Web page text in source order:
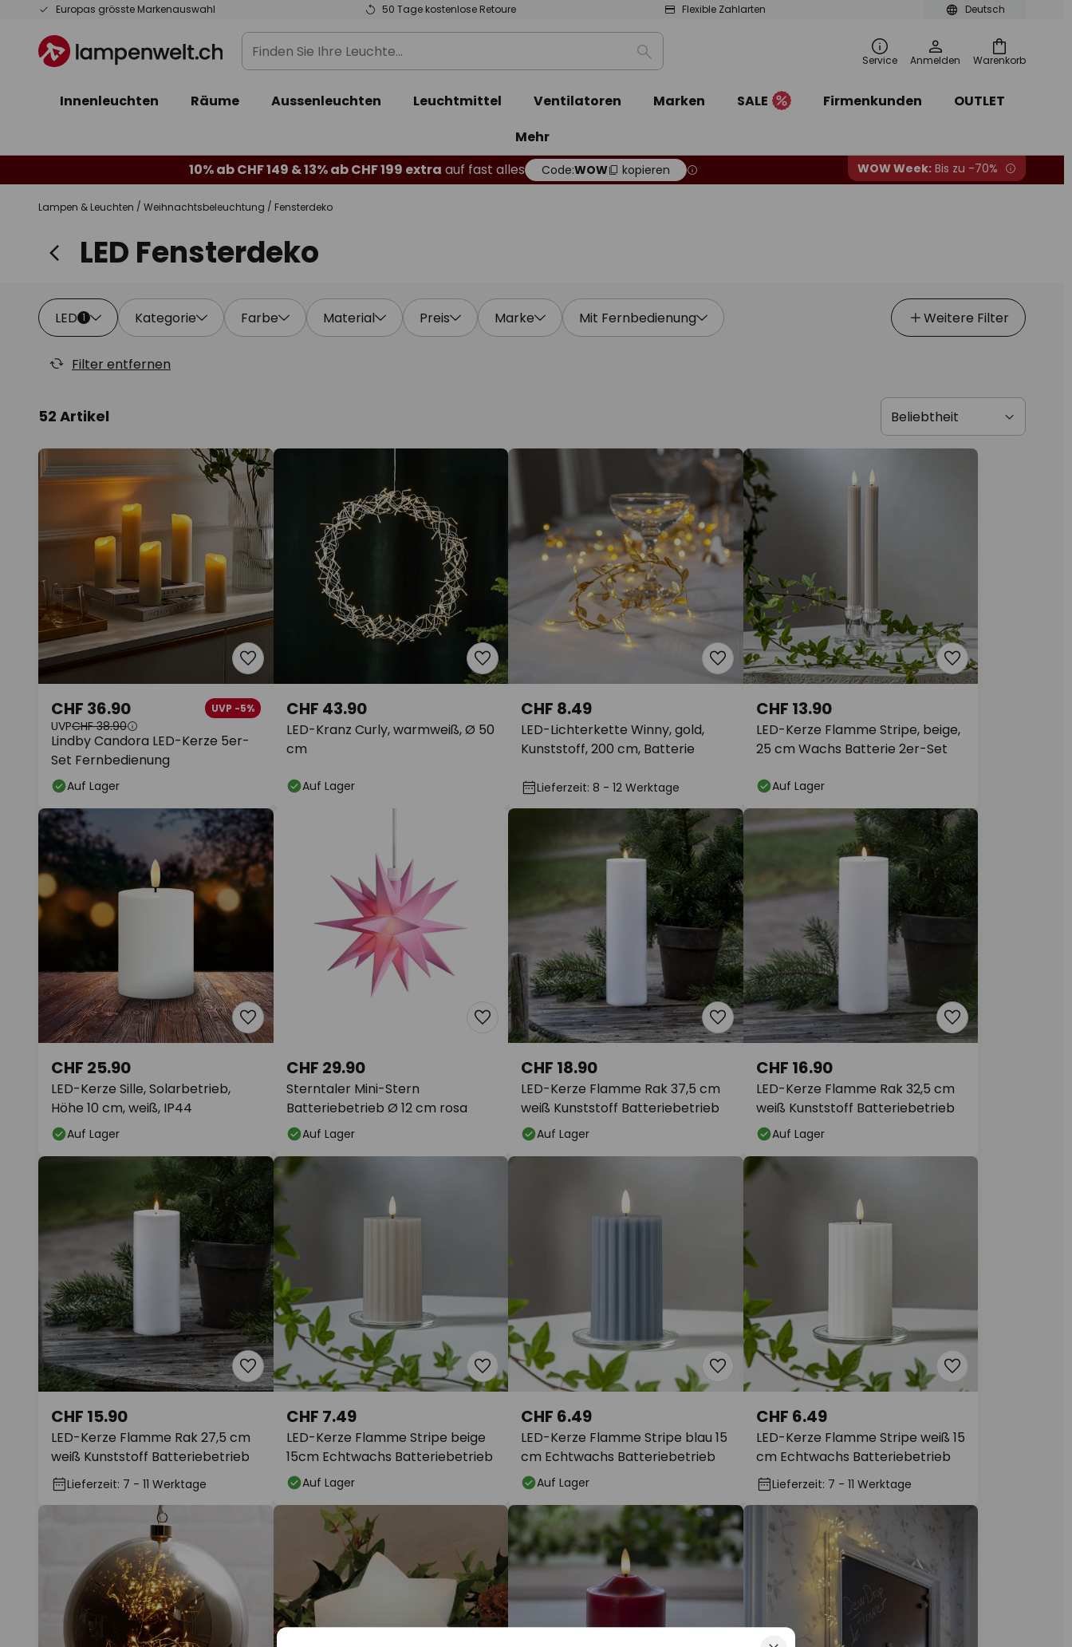
Deutsch
Europas grösste Markenauswahl 50 Tage kostenlose Retoure Flexible Zahlarten
Zum
springen
Warenkorb
Finden
Sie
Leuchte...
Suche Service Anmelden
Innenleuchten Räume Aussenleuchten Leuchtmittel Ventilatoren Marken SALE Firmenkunden
OUTLET
Mehr
10% ab CHF 149 & 13% ab CHF 199 extra auf fast alles Code:WOW kopieren WOW Week: Bis zu -70%
Lampen & Leuchten Weihnachtsbeleuchtung Fensterdeko
LED Fensterdeko
LED 1 Kategorie Farbe Material Preis Marke Mit Fernbedienung Weitere Filter
Filter entfernen
52 Artikel
Lindby Candora LED-Kerze 5er-
Set Fernbedienung
CHF 36.90 UVP -5%
UVPCHF 38.90
Auf Lager
LED-Kranz Curly, warmweiß, Ø 50
cm
CHF 43.90
Auf Lager
LED-Lichterkette Winny, gold,
Kunststoff, 200 cm, Batterie
CHF 8.49
Lieferzeit: 8 - 12 Werktage
LED-Kerze Flamme Stripe, beige,
25 cm Wachs Batterie 2er-Set
CHF 13.90
Auf Lager
LED-Kerze Sille, Solarbetrieb,
Höhe 10 cm, weiß, IP44
CHF 25.90
Auf Lager
Sterntaler Mini-Stern
Batteriebetrieb Ø 12 cm rosa
CHF 29.90
Auf Lager
LED-Kerze Flamme Rak 37,5 cm
weiß Kunststoff Batteriebetrieb
CHF 18.90
Auf Lager
LED-Kerze Flamme Rak 32,5 cm
weiß Kunststoff Batteriebetrieb
CHF 16.90
Auf Lager
LED-Kerze Flamme Rak 27,5 cm
weiß Kunststoff Batteriebetrieb
CHF 15.90
Lieferzeit: 7 - 11 Werktage
LED-Kerze Flamme Stripe beige
15cm Echtwachs Batteriebetrieb
CHF 7.49
Auf Lager
LED-Kerze Flamme Stripe blau 15
cm Echtwachs Batteriebetrieb
CHF 6.49
Auf Lager
LED-Kerze Flamme Stripe weiß 15
cm Echtwachs Batteriebetrieb
CHF 6.49
Lieferzeit: 7 - 11 Werktage